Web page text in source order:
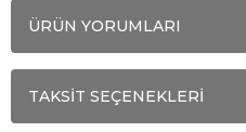
ÜRÜN YORUMLARI
TAKSİT SEÇENEKLERİ